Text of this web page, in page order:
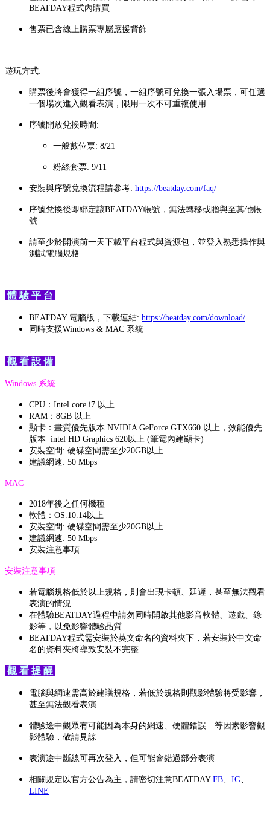
BEATDAY程式內購買
售票已含線上購票專屬應援背飾
遊玩方式:
購票後將會獲得一組序號，一組序號可兌換一張入場票，可任選
一個場次進入觀看表演，限用一次不可重複使用
序號開放兌換時間:
一般數位票: 8/21
粉絲套票: 9/11
安裝與序號兌換流程請參考: https://beatday.com/faq/
序號兌換後即綁定該BEATDAY帳號，無法轉移或贈與至其他帳
號
請至少於開演前一天下載平台程式與資源包，並登入熟悉操作與
測試電腦規格
體 驗 平 台
BEATDAY 電腦版，下載連結: https://beatday.com/download/
同時支援Windows & MAC 系統
觀 看 設 備
Windows 系統
CPU：Intel core i7 以上
RAM：8GB 以上
顯卡：畫質優先版本 NVIDIA GeForce GTX660 以上，效能優先
版本 intel HD Graphics 620以上 (筆電內建顯卡)
安裝空間: 硬碟空間需至少20GB以上
建議網速: 50 Mbps
MAC
2018年後之任何機種
軟體：OS.10.14以上
安裝空間: 硬碟空間需至少20GB以上
建議網速: 50 Mbps
安裝注意事項
安裝注意事項
若電腦規格低於以上規格，則會出現卡頓、延遲，甚至無法觀看
表演的情況
在體驗BEATDAY過程中請勿同時開啟其他影音軟體、遊戲、錄
影等，以免影響體驗品質
BEATDAY程式需安裝於英文命名的資料夾下，若安裝於中文命
名的資料夾將導致安裝不完整
觀 看 提 醒
電腦與網速需高於建議規格，若低於規格則觀影體驗將受影響，
甚至無法觀看表演
體驗途中觀眾有可能因為本身的網速、硬體錯誤…等因素影響觀
影體驗，敬請見諒
表演途中斷線可再次登入，但可能會錯過部分表演
相關規定以官方公告為主，請密切注意BEATDAY FB IG
LINE